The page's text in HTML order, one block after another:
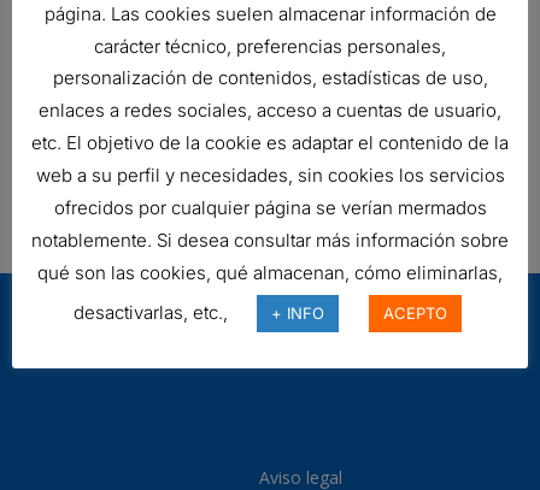
Ref:B130059
ENSAMBLE PURIFICADOR DE AIRE
Ref: G080492
Aviso legal
página. Las cookies suelen almacenar información de
carácter técnico, preferencias personales,
personalización de contenidos, estadísticas de uso,
enlaces a redes sociales, acceso a cuentas de usuario,
etc. El objetivo de la cookie es adaptar el contenido de la
web a su perfil y necesidades, sin cookies los servicios
ofrecidos por cualquier página se verían mermados
notablemente. Si desea consultar más información sobre
qué son las cookies, qué almacenan, cómo eliminarlas,
desactivarlas, etc.,
+ INFO ACEPTO